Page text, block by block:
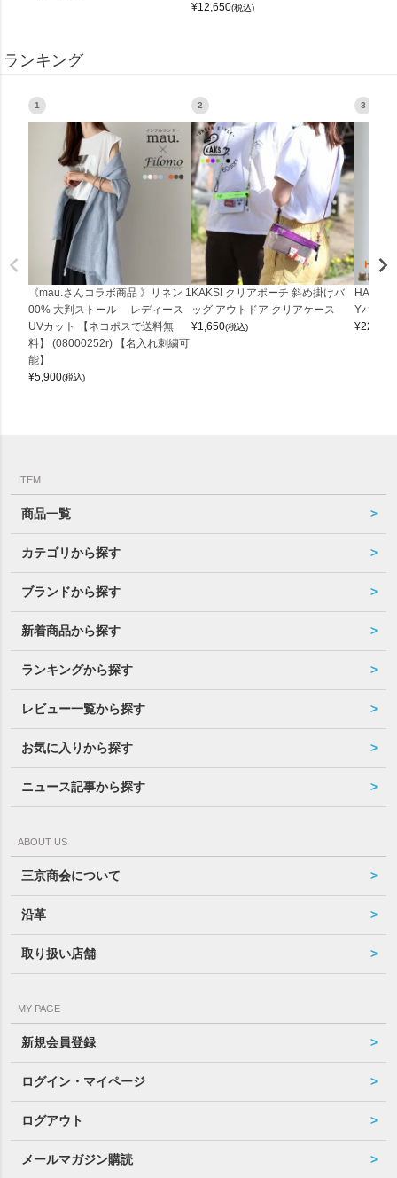
¥12,650(税込)
ランキング
1
《mau.さんコラボ商品 》リネン 1
00% 大判ストール レディース
UVカット 【ネコポスで送料無
料】 (08000252r) 【名入れ刺繍可
能】
¥5,900(税込)
2
KAKSI クリアポーチ 斜め掛けバ
ッグ アウトドア クリアケース
¥1,650(税込)
3
Yバッグ
¥22,000
ITEM
商品一覧
カテゴリから探す
ブランドから探す
新着商品から探す
ランキングから探す
レビュー一覧から探す
お気に入りから探す
ニュース記事から探す
ABOUT US
三京商会について
沿革
取り扱い店舗
MY PAGE
新規会員登録
ログイン・マイページ
ログアウト
メールマガジン購読